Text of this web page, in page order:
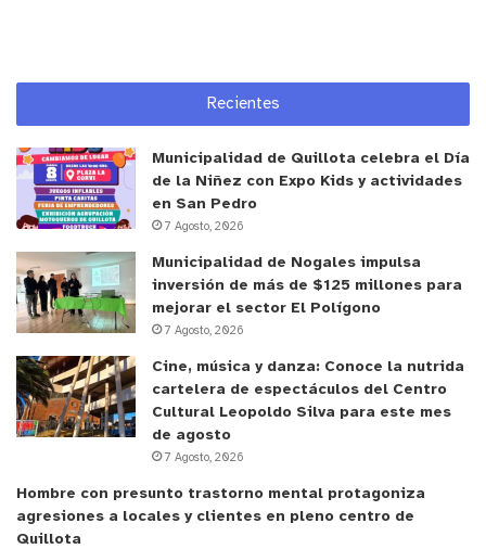
El viernes 26 de julio, en tanto, se presentaron dos
incidentes de violencia intrafamiliar. El primero de
ellos y más grave afectó a una mujer que resultó
con una fractura en el rostro a raíz de la agresión
de su pareja, por lo que el victimario fue detenido
en la Villa Alborada. Por su parte, la segunda
víctima fue un adulto mayor, que fue auxiliado por
la Patrulla Mixta en calle Lorca.
arma blanca y desacato a la autoridad, mientras
que durante el fin de semana se asistió a múltiples
llamados de ruidos molestos en la comuna, entre
otras urgencias. Por último, Carabineros realizó
una serie de diligencias para dar con el paradero
del resto de la banda.
Recientes
Municipalidad de Quillota celebra el Día
de la Niñez con Expo Kids y actividades
en San Pedro
7 Agosto, 2026
Municipalidad de Nogales impulsa
inversión de más de $125 millones para
mejorar el sector El Polígono
7 Agosto, 2026
Cine, música y danza: Conoce la nutrida
cartelera de espectáculos del Centro
Cultural Leopoldo Silva para este mes
de agosto
7 Agosto, 2026
Hombre con presunto trastorno mental protagoniza
agresiones a locales y clientes en pleno centro de
Quillota